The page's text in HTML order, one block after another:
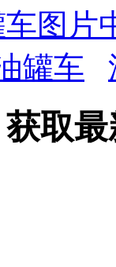
图片
罐车
取